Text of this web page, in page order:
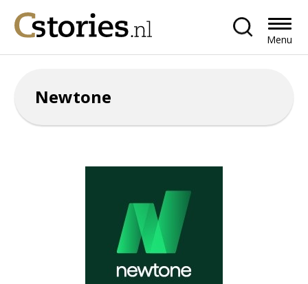
Menu
Newtone